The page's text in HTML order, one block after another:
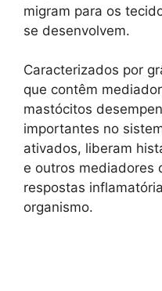
migram para os
se desenvolvem.
Caracterizados por
que contêm
mastócitos
importantes no
ativados, liberam
e outros mediadores
respostas
organismo.